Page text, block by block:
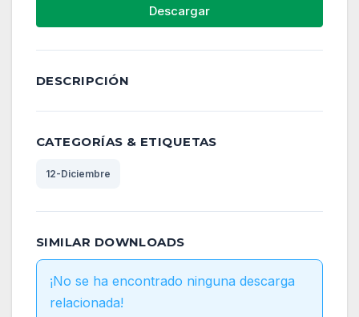
Descargar
DESCRIPCIÓN
CATEGORÍAS & ETIQUETAS
12-Diciembre
SIMILAR DOWNLOADS
¡No se ha encontrado ninguna descarga
relacionada!